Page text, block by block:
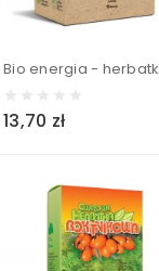
13,70 zł